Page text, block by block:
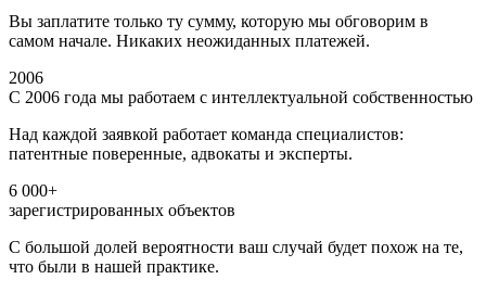
Вы заплатите только ту сумму, которую мы обговорим в
самом начале. Никаких неожиданных платежей.
2006
С 2006 года мы работаем с интеллектуальной собственностью
Над каждой заявкой работает команда специалистов:
патентные поверенные, адвокаты и эксперты.
6 000+
зарегистрированных объектов
С большой долей вероятности ваш случай будет похож на те,
что были в нашей практике.